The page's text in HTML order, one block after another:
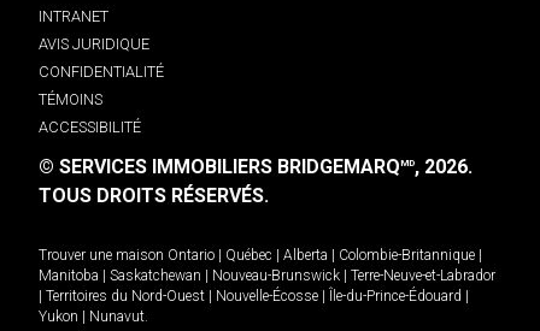
INTRANET
AVIS JURIDIQUE
CONFIDENTIALITÉ
TÉMOINS
ACCESSIBILITÉ
© SERVICES IMMOBILIERS BRIDGEMARQMD, 2026.
TOUS DROITS RÉSERVÉS.
Trouver une maison Ontario Québec Alberta Colombie-Britannique
Manitoba
Saskatchewan Nouveau-Brunswick
Terre-Neuve-et-Labrador
Territoires du Nord-Ouest Nouvelle-Écosse Île-du-Prince-Édouard
Yukon
Nunavut.